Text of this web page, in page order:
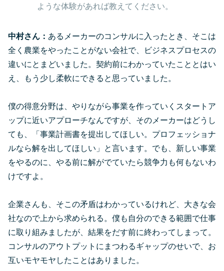
ような体験があれば教えてください。
中村さん： あるメーカーのコンサルに入ったとき、そこは
全く農業をやったことがない会社で、ビジネスプロセスの
違いにとまどいました。契約前にわかっていたこととはい
え、もう少し柔軟にできると思っていました。
僕の得意分野は、やりながら事業を作っていくスタートア
ップに近いアプローチなんですが、そのメーカーはどうし
ても、「事業計画書を提出してほしい。プロフェッショナ
ルなら解を出してほしい」と言います。でも、新しい事業
をやるのに、やる前に解がでていたら競争力も何もないわ
けですよ。
企業さんも、そこの矛盾はわかっているけれど、大きな会
社なので上から求められる。僕も自分のできる範囲で仕事
に取り組みましたが、結果をだす前に終わってしまって。
コンサルのアウトプットにまつわるギャップのせいで、お
互いモヤモヤしたことはありました。